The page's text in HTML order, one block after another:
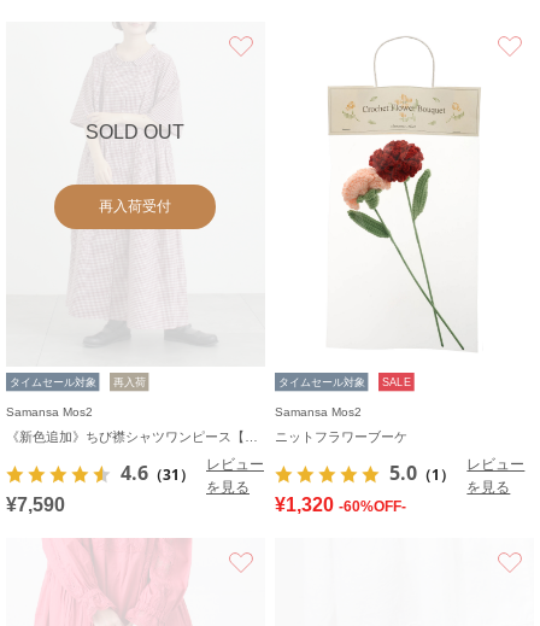
SOLD OUT
再入荷受付
タイムセール対象 再入荷
Samansa Mos2
4.6 （31）
レビュー
を見る
¥7,590
タイムセール対象 SALE
Samansa Mos2
ニットフラワーブーケ
5.0 （1）
レビュー
を見る
¥1,320 -60%OFF-